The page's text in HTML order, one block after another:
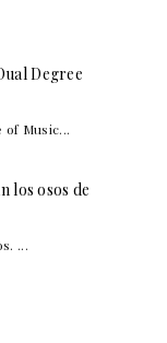
Degree
of Music...
los osos de
...